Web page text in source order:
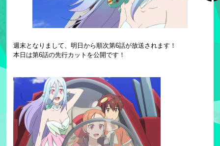
週末となりまして、明日から順次第6話が放送されます！
本日は第6話の先行カットを公開です！